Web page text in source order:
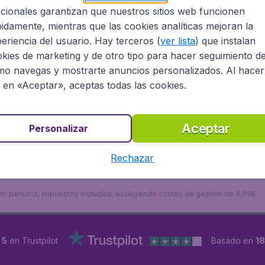
las maletas que se quieran facturar. Es importante
salir mucho más caro. El coste del equipaje
de equipaje gratuitamente que quepa debajo del
las políticas de equipaje de mano en Norwegian, el
información acerca del equipaje en
persona, impuestos incluidos, excluyendo costes de gestión de 9,99€.
5 en Trustpilot Basado en
garantizan que nuestros sitios web funcionen
mientras que las cookies analíticas mejoran la
del usuario. Hay terceros (ver lista) que instalan
de marketing y de otro tipo para hacer seguimiento de
navegas y mostrarte anuncios personalizados. Al hacer
en «Aceptar», aceptas todas las cookies.
Aceptar
Personalizar
Rechazar